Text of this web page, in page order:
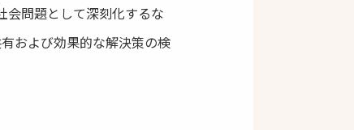
問題として深刻化するな
および効果的な解決策の検